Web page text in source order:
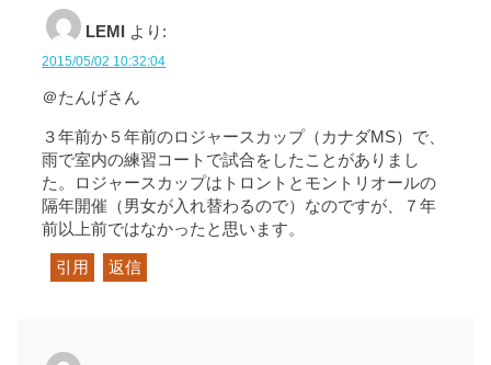
LEMI より:
2015/05/02 10:32:04
＠たんげさん
３年前か５年前のロジャースカップ（カナダMS）で、
雨で室内の練習コートで試合をしたことがありまし
た。ロジャースカップはトロントとモントリオールの
隔年開催（男女が入れ替わるので）なのですが、７年
前以上前ではなかったと思います。
引用 返信